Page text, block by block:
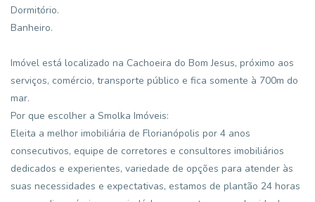
Dormitório.
Banheiro.
Imóvel está localizado na Cachoeira do Bom Jesus, próximo aos
serviços, comércio, transporte público e fica somente à 700m do
mar.
Por que escolher a Smolka Imóveis:
Eleita a melhor imobiliária de Florianópolis por 4 anos
consecutivos, equipe de corretores e consultores imobiliários
dedicados e experientes, variedade de opções para atender às
suas necessidades e expectativas, estamos de plantão 24 horas